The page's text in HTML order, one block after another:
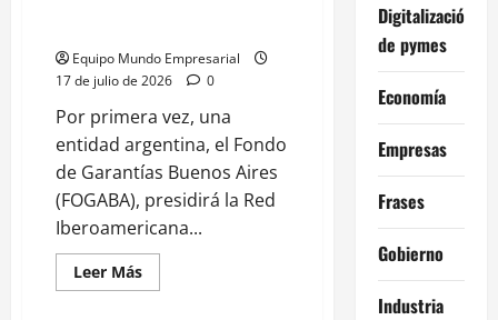
Equipo Mundo Empresarial
17 de julio de 2026
0
Por primera vez, una
entidad argentina, el Fondo
de Garantías Buenos Aires
(FOGABA), presidirá la Red
Iberoamericana...
Leer MásLeer
más
Digitalización
de pymes
Economía
Empresas
Frases
Gobierno
Industria